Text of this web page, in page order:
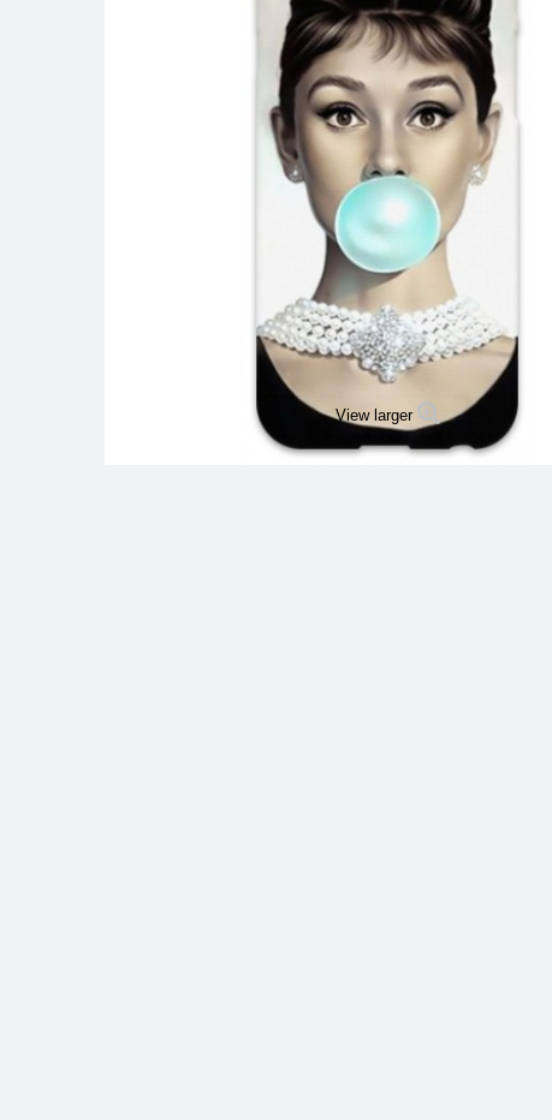
View larger